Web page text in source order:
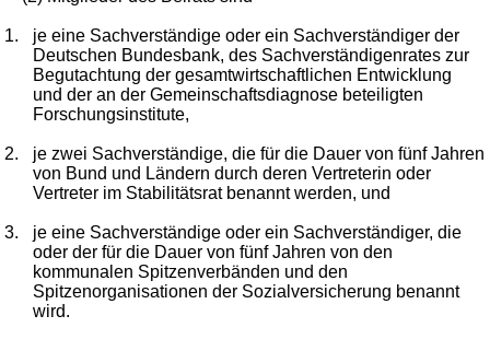
1.
je eine Sachverständige oder ein Sachverständiger der
Deutschen Bundesbank, des Sachverständigenrates zur
Begutachtung der gesamtwirtschaftlichen Entwicklung
und der an der Gemeinschaftsdiagnose beteiligten
Forschungsinstitute,
2.
je zwei Sachverständige, die für die Dauer von fünf Jahren
von Bund und Ländern durch deren Vertreterin oder
Vertreter im Stabilitätsrat benannt werden, und
3.
je eine Sachverständige oder ein Sachverständiger, die
oder der für die Dauer von fünf Jahren von den
kommunalen Spitzenverbänden und den
Spitzenorganisationen der Sozialversicherung benannt
wird.